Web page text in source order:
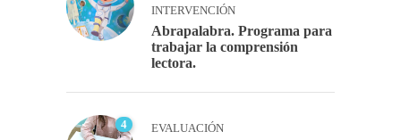
INTERVENCIÓN
Abrapalabra. Programa para
trabajar la comprensión
lectora.
4 EVALUACIÓN